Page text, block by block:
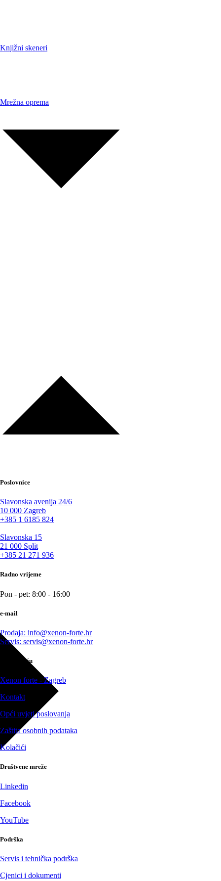
Knjižni skeneri
Mrežna oprema
Poslovnice
Slavonska avenija 24/6
10 000 Zagreb
+385 1 6185 824
Slavonska 15
21 000 Split
+385 21 271 936
Radno vrijeme
Pon - pet: 8:00 - 16:00
e-mail
Prodaja: info@xenon-forte.hr
Servis: servis@xenon-forte.hr
O poduzeću
Xenon forte - Zagreb
Kontakt
Opći uvjeti poslovanja
Zaštita osobnih podataka
Kolačići
Društvene mreže
Linkedin
Facebook
YouTube
Podrška
Servis i tehnička podrška
Cjenici i dokumenti